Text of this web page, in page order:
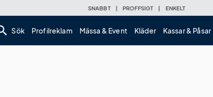
SNABBT | PROFFSIGT | ENKELT
Sök Profilreklam Mässa & Event Kläder Kassar & Påsar